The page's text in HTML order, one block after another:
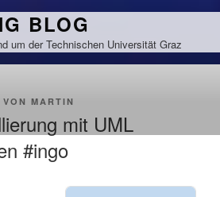
BLOG
um der Technischen Universität Graz
VON MARTIN
mit UML
#ingo